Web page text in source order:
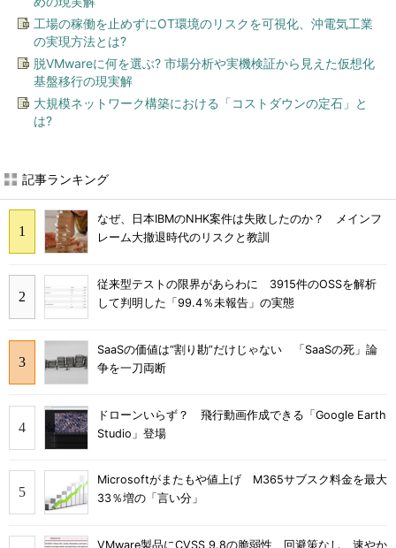
工場の稼働を止めずにOT環境のリスクを可視化、沖電気工業
の実現方法とは?
脱VMwareに何を選ぶ? 市場分析や実機検証から見えた仮想化
基盤移行の現実解
大規模ネットワーク構築における「コストダウンの定石」と
は?
記事ランキング
なぜ、日本IBMのNHK案件は失敗したのか？ メインフ
レーム大撤退時代のリスクと教訓
従来型テストの限界があらわに 3915件のOSSを解析
して判明した「99.4％未報告」の実態
SaaSの価値は“割り勘”だけじゃない 「SaaSの死」論
争を一刀両断
ドローンいらず？ 飛行動画作成できる「Google Earth
Studio」登場
Microsoftがまたもや値上げ M365サブスク料金を最大
33％増の「言い分」
VMware製品にCVSS 9.8の脆弱性、回避策なし 速やか